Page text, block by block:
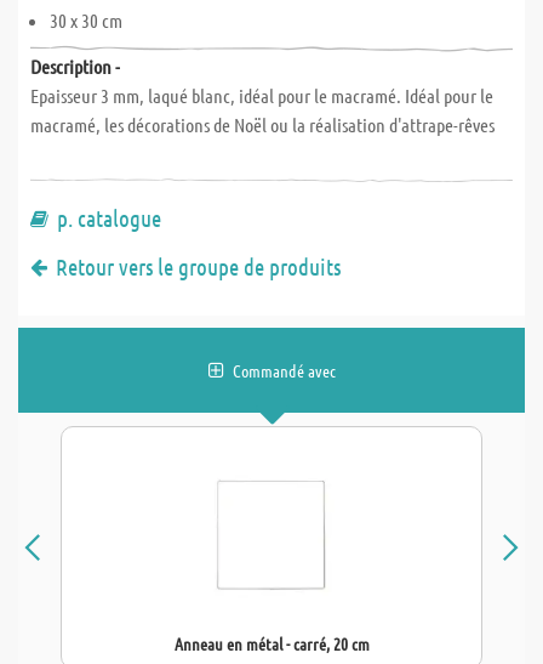
30 x 30 cm
Description -
Epaisseur 3 mm, laqué blanc, idéal pour le macramé. Idéal pour le
macramé, les décorations de Noël ou la réalisation d'attrape-rêves
p. catalogue
Retour vers le groupe de produits
Commandé avec
Anneau en métal - carré, 20 cm